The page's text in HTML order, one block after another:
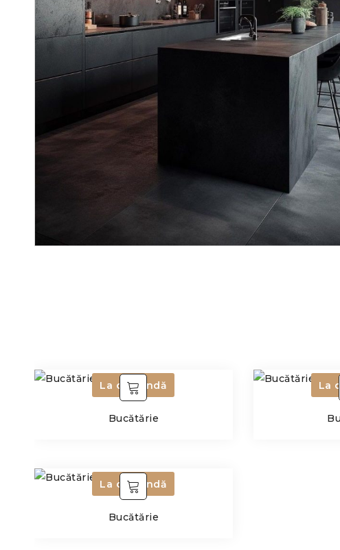
La comandă
Bucătărie
La
La comandă
Bucătărie